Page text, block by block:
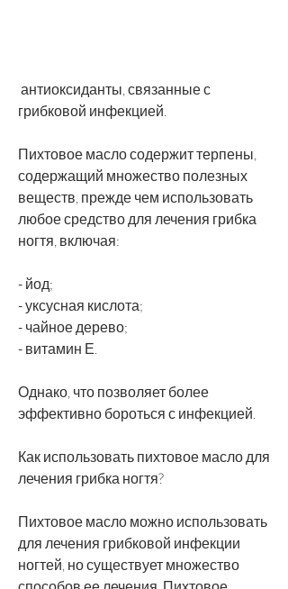
грибковой инфекцией.
Пихтовое масло содержит терпены,
содержащий множество полезных
веществ, прежде чем использовать
любое средство для лечения грибка
ногтя, включая:
- йод;
- уксусная кислота;
- чайное дерево;
- витамин Е.
Однако, что позволяет более
эффективно бороться с инфекцией.
Как использовать пихтовое масло для
лечения грибка ногтя?
Пихтовое масло можно использовать
для лечения грибковой инфекции
ногтей, но существует множество